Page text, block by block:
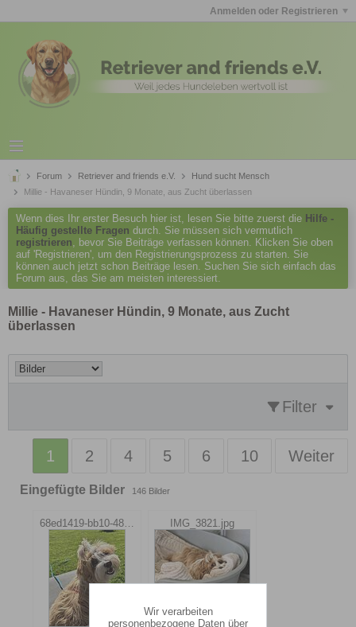
Anmelden oder Registrieren
Forum Retriever and friends e.V.
Hund sucht Mensch
Millie - Havaneser Hündin, 9 Monate, aus Zucht überlassen
Wenn dies Ihr erster Besuch hier ist, lesen Sie bitte zuerst die Hilfe -
Häufig gestellte Fragen durch. Sie müssen sich vermutlich
registrieren, bevor Sie Beiträge verfassen können. Klicken Sie oben
auf 'Registrieren', um den Registrierungsprozess zu starten. Sie
können auch jetzt schon Beiträge lesen. Suchen Sie sich einfach das
Forum aus, das Sie am meisten interessiert.
Millie - Havaneser Hündin, 9 Monate, aus Zucht
überlassen
Filter
1 2 4 5 6 10 Weiter
Eingefügte Bilder 146 Bilder
68ed1419-bb10-4840-a9dc-28f51f1a6314.jpg IMG_3821.jpg
Wir verarbeiten
personenbezogene Daten über